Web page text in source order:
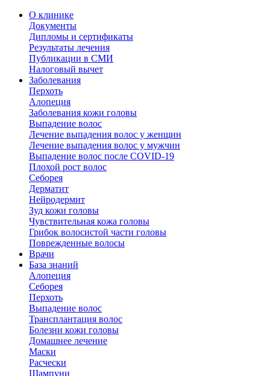
О клинике
Документы
Дипломы и сертификаты
Результаты лечения
Публикации в СМИ
Налоговый вычет
Заболевания
Перхоть
Алопеция
Заболевания кожи головы
Выпадение волос
Лечение выпадения волос у женщин
Лечение выпадения волос у мужчин
Выпадение волос после COVID-19
Плохой рост волос
Cеборея
Дерматит
Нейродермит
Зуд кожи головы
Чувствительная кожа головы
Грибок волосистой части головы
Поврежденные волосы
Врачи
База знаний
Алопеция
Себорея
Перхоть
Выпадение волос
Трансплантация волос
Болезни кожи головы
Домашнее лечение
Маски
Расчески
Шампуни